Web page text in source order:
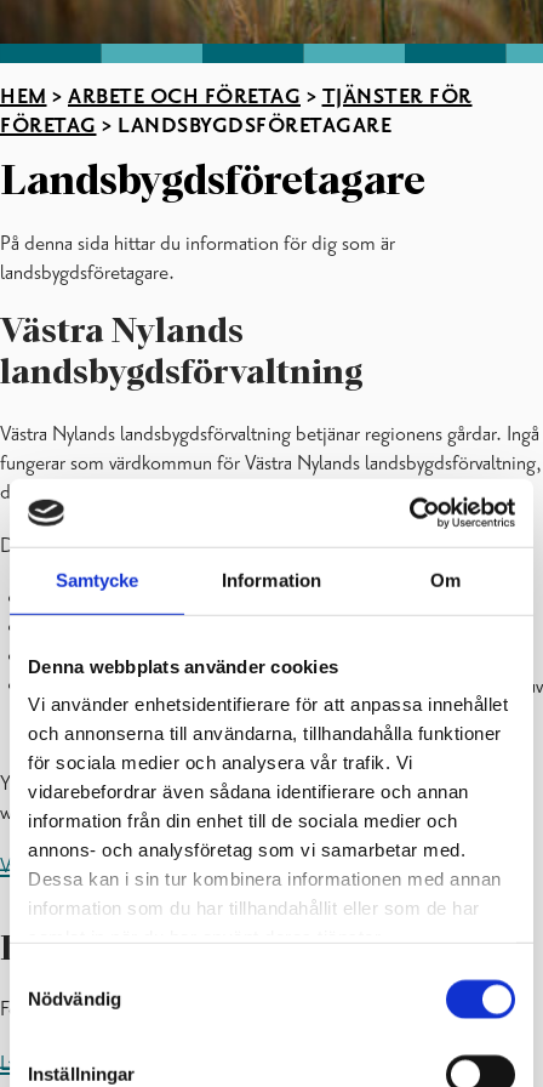
Samtycke Information Om
Denna webbplats använder cookies
Vi använder enhetsidentifierare för att anpassa innehållet
och annonserna till användarna, tillhandahålla funktioner
för sociala medier och analysera vår trafik. Vi
vidarebefordrar även sådana identifierare och annan
information från din enhet till de sociala medier och
annons- och analysföretag som vi samarbetar med.
Dessa kan i sin tur kombinera informationen med annan
information som du har tillhandahållit eller som de har
Nödvändig
Inställningar
HEM > ARBETE OCH FÖRETAG > TJÄNSTER FÖR
FÖRETAG > LANDSBYGDSFÖRETAGARE
Landsbygdsföretagare
På denna sida hittar du information för dig som är
landsbygdsföretagare.
Västra Nylands
landsbygdsförvaltning
Västra Nylands landsbygdsförvaltning betjänar regionens gårdar. Ingå
fungerar som värdkommun för Västra Nylands landsbygdsförvaltning,
där Raseborg och andra närliggande kommuner medverkar.
De jobbar med:
lantbrukets stödförvaltning
upprätthållande av djurhållarregistrets uppgifter
bedömning av hjortdjurs- och rovdjursskador och bedömning av
skador orsakade av fridlysta fåglar
Ytterligare information och kontaktuppgifter finns på Ingås
webbplats:
Västra Nylands landsbygdsförvaltning
Livsmedelsverket
Företagsstöd för landsbygden erbjuds av Livsmedelsverket.
Livsmedelsverket